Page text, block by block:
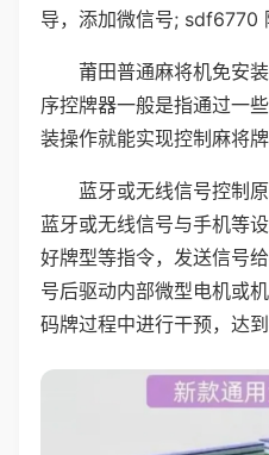
导，添加微信号; sdf6770
莆田普通麻将机免安
序控牌器一般是指通过一
装操作就能实现控制麻将
蓝牙或无线信号控制
蓝牙或无线信号与手机等
好牌型等指令，发送信号
号后驱动内部微型电机或
码牌过程中进行干预，达到